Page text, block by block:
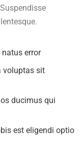
error
voluptas sit
ducimus qui
est eligendi optio